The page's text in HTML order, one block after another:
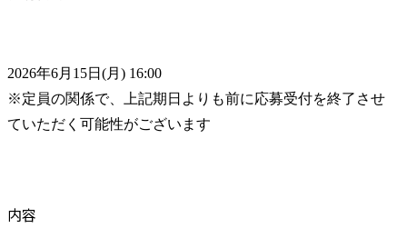
2026年6月15日(月) 16:00
※定員の関係で、上記期日よりも前に応募受付を終了させ
ていただく可能性がございます
内容